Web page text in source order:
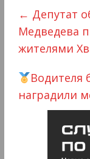
← Депутат
Медведева
жителями
Водителя
наградили